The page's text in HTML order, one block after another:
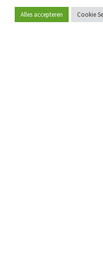
Word lid
Alles accepteren Cookie